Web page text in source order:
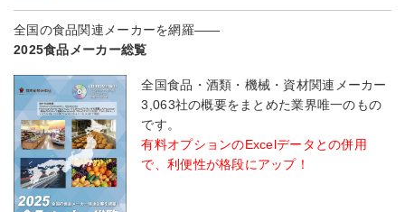
全国の食品関連メーカーを網羅――
2025食品メーカー総覧
全国食品・酒類・機械・資材関連メーカー
3,063社の概要をまとめた業界唯一のもの
です。
有料オプションのExcelデータとの併用
で、利便性が格段にアップ！